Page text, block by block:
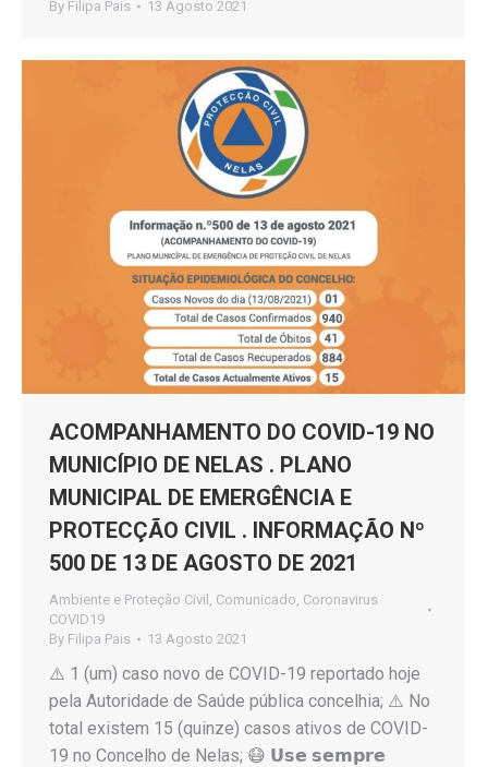
By Filipa Pais 13 Agosto 2021
ACOMPANHAMENTO DO COVID-19 NO
MUNICÍPIO DE NELAS . PLANO
MUNICIPAL DE EMERGÊNCIA E
PROTECÇÃO CIVIL . INFORMAÇÃO Nº
500 DE 13 DE AGOSTO DE 2021
Ambiente e Proteção Civil Comunicado Coronavirus
COVID19
By Filipa Pais 13 Agosto 2021
⚠️ 1 (um) caso novo de COVID-19 reportado hoje
pela Autoridade de Saúde pública concelhia; ⚠️ No
total existem 15 (quinze) casos ativos de COVID-
19 no Concelho de Nelas; 😷 𝗨𝘀𝗲 𝘀𝗲𝗺𝗽𝗿𝗲